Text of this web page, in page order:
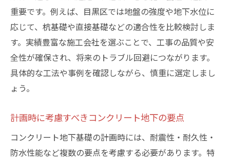
重要です。例えば、目黒区では地盤の強度や地下水位に
応じて、杭基礎や直接基礎などの適合性を比較検討しま
す。実績豊富な施工会社を選ぶことで、工事の品質や安
全性が確保され、将来のトラブル回避につながります。
具体的な工法や事例を確認しながら、慎重に選定しまし
ょう。
計画時に考慮すべきコンクリート地下の要点
コンクリート地下基礎の計画時には、耐震性・耐久性・
防水性能など複数の要点を考慮する必要があります。特